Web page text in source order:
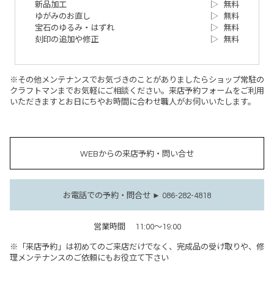
新品加工
▷
無料
ゆがみのお直し
▷
無料
宝石のゆるみ・はずれ
▷
無料
刻印の追加や修正
▷ 無料
※その他メンテナンスでお気づきのことがありましたらショップ常駐の
クラフトマンまでお気軽にご相談ください。来店予約フォームをご利用
いただきますとお日にちやお時間に合わせ職人がお伺いいたします。
WEBからの来店予約・問い合せ
お電話での予約・問合せ ► 086-282-4818
営業時間 11:00～19:00
※「来店予約」は初めてのご来店だけでなく、完成品の受け取りや、修
理メンテナンスのご依頼にもお役立て下さい